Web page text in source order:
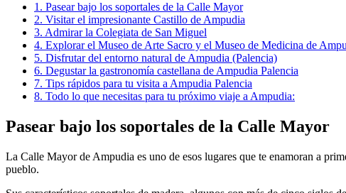
1. Pasear bajo los soportales de la Calle Mayor
2. Visitar el impresionante Castillo de Ampudia
3. Admirar la Colegiata de San Miguel
4. Explorar el Museo de Arte Sacro y el Museo de Medicina de
5. Disfrutar del entorno natural de Ampudia (Palencia)
6. Degustar la gastronomía castellana de Ampudia Palencia
7. Tips rápidos para tu visita a Ampudia Palencia
8. Todo lo que necesitas para tu próximo viaje a Ampudia:
Pasear bajo los soportales de la Calle Mayor
La Calle Mayor de Ampudia es uno de esos lugares que te enamoran a
pueblo.